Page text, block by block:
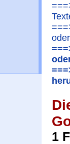
1